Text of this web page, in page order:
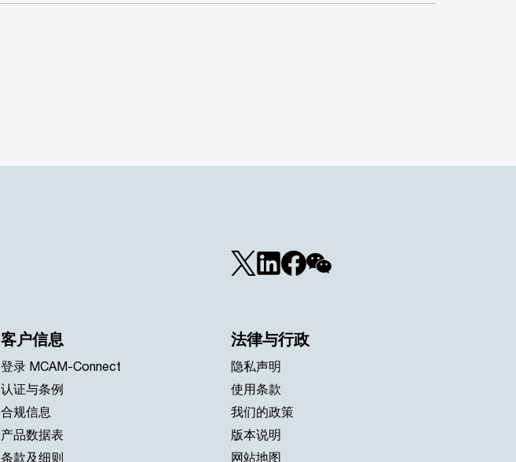
客户信息
登录 MCAM-Connect
认证与条例
合规信息
产品数据表
条款及细则
法律与行政
隐私声明
使用条款
我们的政策
版本说明
网站地图